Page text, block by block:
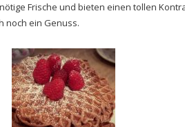
Frische und bieten einen tollen
noch ein Genuss.